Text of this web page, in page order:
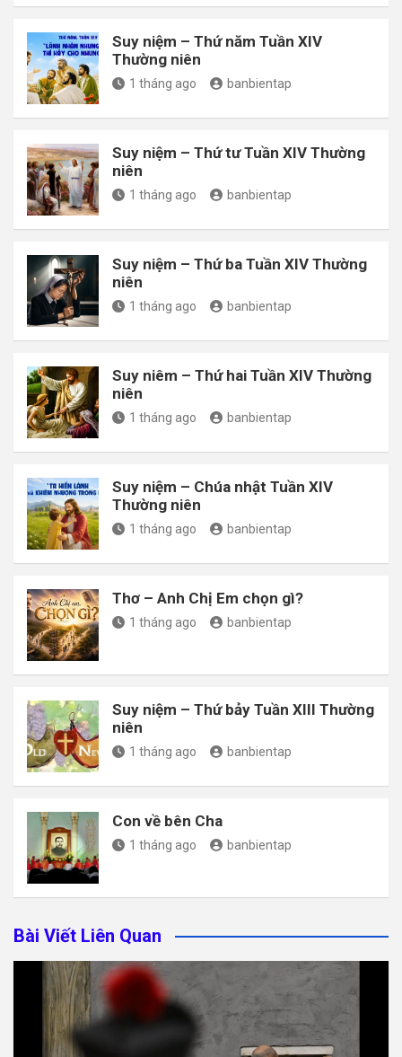
Suy niệm – Thứ năm Tuần XIV
Thường niên
1 tháng ago banbientap
Suy niệm – Thứ tư Tuần XIV Thường
niên
1 tháng ago banbientap
Suy niệm – Thứ ba Tuần XIV Thường
niên
1 tháng ago banbientap
Suy niêm – Thứ hai Tuần XIV Thường
niên
1 tháng ago banbientap
Suy niệm – Chúa nhật Tuần XIV
Thường niên
1 tháng ago banbientap
Thơ – Anh Chị Em chọn gì?
1 tháng ago banbientap
Suy niệm – Thứ bảy Tuần XIII Thường
niên
1 tháng ago banbientap
Con về bên Cha
1 tháng ago banbientap
Bài Viết Liên Quan